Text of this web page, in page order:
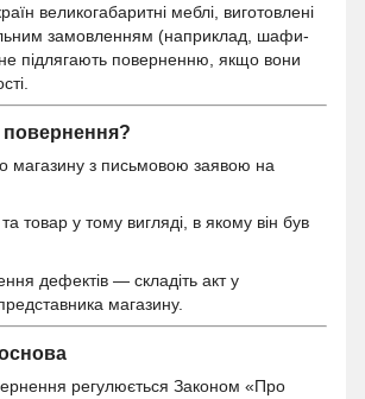
великогабаритні меблі, виготовлені
замовленням (наприклад, шафи-
не підлягають поверненню, якщо вони
магазину з письмовою заявою на
товар у тому вигляді, в якому він був
дефектів — складіть акт у
магазину.
регулюється Законом «Про